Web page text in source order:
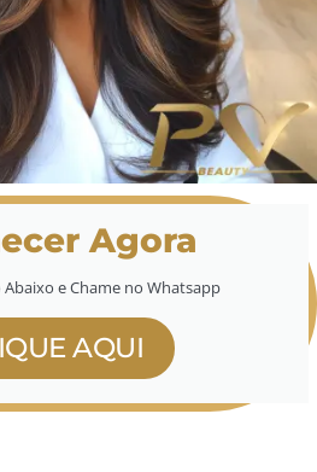
Agora
e Chame no Whatsapp
AQUI